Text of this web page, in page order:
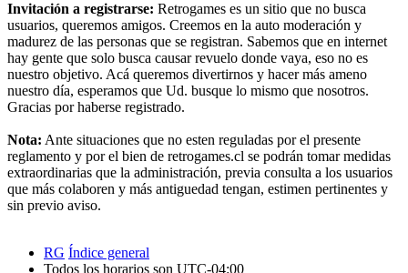
Invitación a registrarse: Retrogames es un sitio que no busca
usuarios, queremos amigos. Creemos en la auto moderación y
madurez de las personas que se registran. Sabemos que en internet
hay gente que solo busca causar revuelo donde vaya, eso no es
nuestro objetivo. Acá queremos divertirnos y hacer más ameno
nuestro día, esperamos que Ud. busque lo mismo que nosotros.
Gracias por haberse registrado.
Nota: Ante situaciones que no esten reguladas por el presente
reglamento y por el bien de retrogames.cl se podrán tomar medidas
extraordinarias que la administración, previa consulta a los usuarios
que más colaboren y más antiguedad tengan, estimen pertinentes y
sin previo aviso.
RG Índice general
Todos los horarios son UTC-04:00